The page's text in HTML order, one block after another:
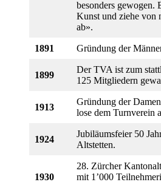
besonders gewogen.
Kunst und ziehe von
ab».
1891 Gründung der
1899
Der TVA ist zum
125 Mitgliedern
1913
Gründung der
lose dem Turnverein
1924
Jubiläumsfeier 50
Altstetten.
1930
28. Zürcher
mit 1’000